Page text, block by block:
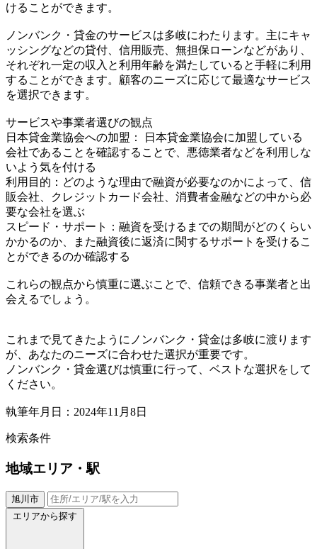
けることができます。
ノンバンク・貸金のサービスは多岐にわたります。主にキャ
ッシングなどの貸付、信用販売、無担保ローンなどがあり、
それぞれ一定の収入と利用年齢を満たしていると手軽に利用
することができます。顧客のニーズに応じて最適なサービス
を選択できます。
サービスや事業者選びの観点
日本貸金業協会への加盟： 日本貸金業協会に加盟している
会社であることを確認することで、悪徳業者などを利用しな
いよう気を付ける
利用目的：どのような理由で融資が必要なのかによって、信
販会社、クレジットカード会社、消費者金融などの中から必
要な会社を選ぶ
スピード・サポート：融資を受けるまでの期間がどのくらい
かかるのか、また融資後に返済に関するサポートを受けるこ
とができるのか確認する
これらの観点から慎重に選ぶことで、信頼できる事業者と出
会えるでしょう。
これまで見てきたようにノンバンク・貸金は多岐に渡ります
が、あなたのニーズに合わせた選択が重要です。
ノンバンク・貸金選びは慎重に行って、ベストな選択をして
ください。
執筆年月日：2024年11月8日
検索条件
地域エリア・駅
旭川市
エリアから探す